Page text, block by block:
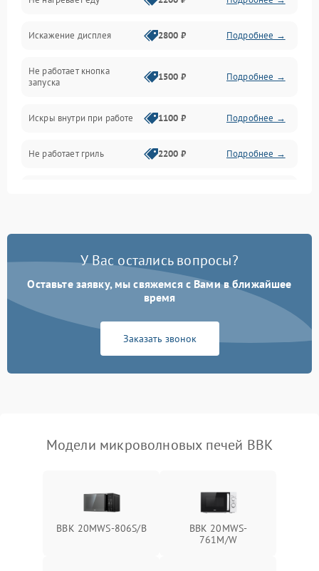
Механические повреждения
Питание и запуск
Нагрев и приготовление
Программное обеспечение
Искажение дисплея 2800 ₽ Подробнее →
Не работает кнопка
запуска
1500 ₽ Подробнее →
Искры внутри при работе 1100 ₽ Подробнее →
Не работает гриль 2200 ₽ Подробнее →
Появление запаха гари 2400 ₽ Подробнее →
Проблемы с вентилятором 2000 ₽
Поломка системы
охлаждения
Подробнее →
Не работают сенсорные
Сломался трансформатор Подробнее →
У Вас остались вопросы?
Оставьте заявку, мы свяжемся с Вами в ближайшее
время
Заказать звонок
Модели микроволновых печей BBK
BBK 20MWS-806S/B
BBK 20MWS-
761M/W